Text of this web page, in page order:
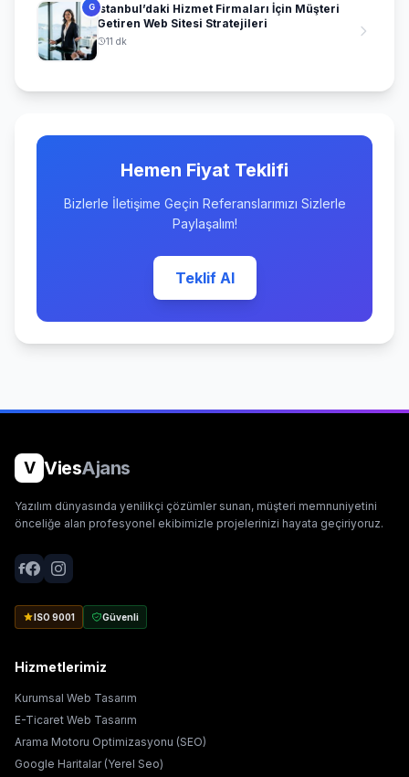
G İstanbul’daki Hizmet Firmaları İçin Müşteri
Getiren Web Sitesi Stratejileri
11 dk
Hemen Fiyat Teklifi
Bizlerle İletişime Geçin Referanslarımızı Sizlerle
Paylaşalım!
Teklif Al
V ViesAjans
Yazılım dünyasında yenilikçi çözümler sunan, müşteri memnuniyetini
önceliğe alan profesyonel ekibimizle projelerinizi hayata geçiriyoruz.
ISO 9001 Güvenli
Hizmetlerimiz
Kurumsal Web Tasarım
E-Ticaret Web Tasarım
Arama Motoru Optimizasyonu (SEO)
Google Haritalar (Yerel Seo)